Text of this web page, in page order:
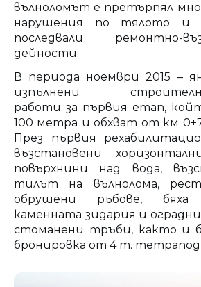
вълноломът е претърпял
нарушения по тялото и
последвали ремонтно-
дейности.
В периода ноември 2015 –
изпълнени
работи за първия етап,
100 метра и обхват от км
През първия
възстановени
повърхнини над вода,
тилът на вълнолома,
обрушени ръбове, бяха
каменната зидария и
стоманени тръби, както и
бронировка от 4 т.